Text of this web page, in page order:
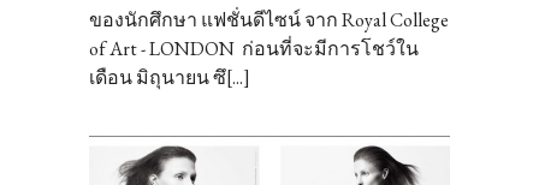
ของนักศึกษา แฟชั่นดีไซน์ จาก Royal College
of Art - LONDON ก่อนที่จะมีการโชว์ใน
เดือน มิถุนายน ซึ[...]